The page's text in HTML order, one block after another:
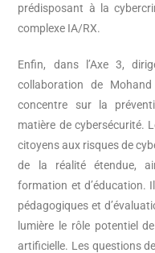
prédisposant à la
complexe IA/RX.
Enfin, dans l’Axe 3,
collaboration de
concentre sur la
matière de cybersécurité.
citoyens aux risques de
de la réalité étendue,
formation et d’éducation.
pédagogiques et
lumière le rôle potentiel
artificielle. Les questions